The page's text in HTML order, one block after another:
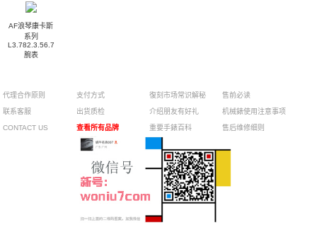
AF浪琴康卡斯
系列
L3.782.3.56.7
腕表
代理合作原则
联系客服
CONTACT US
支付方式
出货质检
查看所有品牌
復刻市场常识解秘
介绍朋友有好礼
重要手錶百科
售前必读
机械錶使用注意事项
售后维修细则